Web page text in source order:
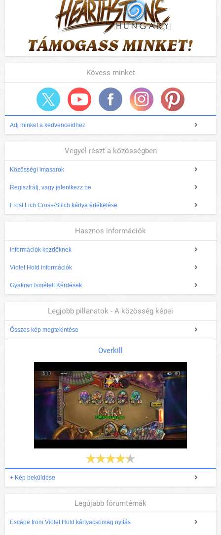
Kövess minket
Adj minket a kedvenceidhez
Vegyél részt a közösségben
Közösségi imasarok
Regisztrálj, vagy jelentkezz be
Frost Lich Cross-Stitch kártya értékelése
Hasznos információk
Információk kezdőknek
Violet Hold információk
Gyakran Ismételt Kérdések
Legjobb pillanatok - A közösség képei
Összes kép megtekintése
Overkill
+ Kép beküldése
Legújabb fórumtémák
Escape from Violet Hold kártyacsomag nyitás